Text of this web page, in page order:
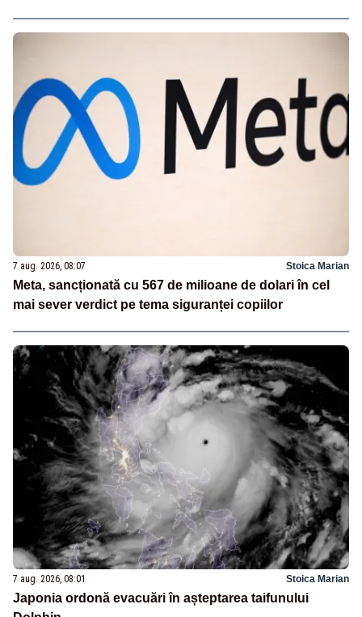
7 aug. 2026, 08:07 Stoica Marian
Meta, sancționată cu 567 de milioane de dolari în cel
mai sever verdict pe tema siguranței copiilor
7 aug. 2026, 08:01 Stoica Marian
Japonia ordonă evacuări în așteptarea taifunului